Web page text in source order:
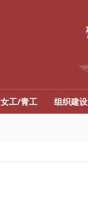
女工/青工 组织建设